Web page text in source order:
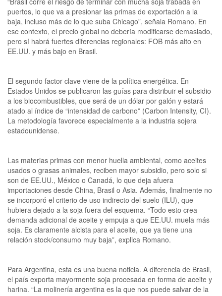
puertos, lo que va a presionar las primas de exportación a la
baja, incluso más de lo que suba Chicago”, señala Romano. En
ese contexto, el precio global no debería modificarse demasiado,
pero sí habrá fuertes diferencias regionales: FOB más alto en
EE.UU. y más bajo en Brasil.
El segundo factor clave viene de la política energética. En
Estados Unidos se publicaron las guías para distribuir el subsidio
a los biocombustibles, que será de un dólar por galón y estará
atado al índice de “intensidad de carbono” (Carbon Intensity, CI).
La metodología favorece especialmente a la industria sojera
estadounidense.
Las materias primas con menor huella ambiental, como aceites
usados o grasas animales, reciben mayor subsidio, pero solo si
son de EE.UU., México o Canadá, lo que deja afuera
importaciones desde China, Brasil o Asia. Además, finalmente no
se incorporó el criterio de uso indirecto del suelo (ILU), que
hubiera dejado a la soja fuera del esquema. “Todo esto crea
demanda adicional de aceite y empuja a que EE.UU. muela más
soja. Es claramente alcista para el aceite, que ya tiene una
relación stock/consumo muy baja”, explica Romano.
Para Argentina, esta es una buena noticia. A diferencia de Brasil,
el país exporta mayormente soja procesada en forma de aceite y
harina. “La molinería argentina es la que nos puede salvar de la